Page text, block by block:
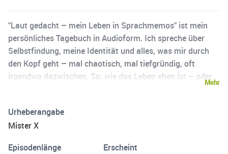
"Laut gedacht – mein Leben in Sprachmemos" ist mein
persönliches Tagebuch in Audioform. Ich spreche über
Selbstfindung, meine Identität und alles, was mir durch
den Kopf geht – mal chaotisch, mal tiefgründig, oft
irgendwo dazwischen. So, wie das Leben eben ist – oder
meinen Struggles wieder – vielleicht aber auch nicht. Aber
so oder so: Schön, dass du da bist.
Mehr
Urheberangabe
Mister X
Episodenlänge
Erscheint